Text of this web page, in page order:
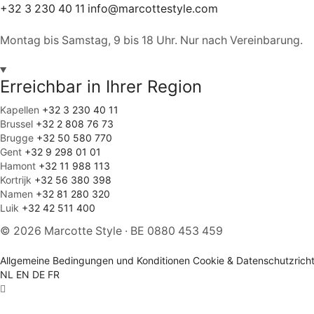
+32 3 230 40 11 info@marcottestyle.com
Montag bis Samstag, 9 bis 18 Uhr. Nur nach Vereinbarung.
Erreichbar in Ihrer Region
Kapellen +32 3 230 40 11
Brussel +32 2 808 76 73
Brugge +32 50 580 770
Gent +32 9 298 01 01
Hamont +32 11 988 113
Kortrijk +32 56 380 398
Namen +32 81 280 320
Luik +32 42 511 400
© 2026 Marcotte Style · BE 0880 453 459
Allgemeine Bedingungen und Konditionen Cookie &
NL EN DE FR